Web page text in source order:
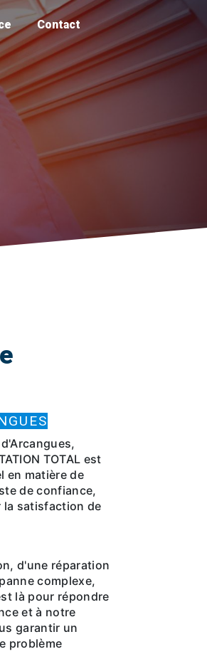
Contact
TOTAL est
en matière de
de confiance,
satisfaction de
d'une réparation
complexe,
là pour répondre
et à notre
garantir un
problème